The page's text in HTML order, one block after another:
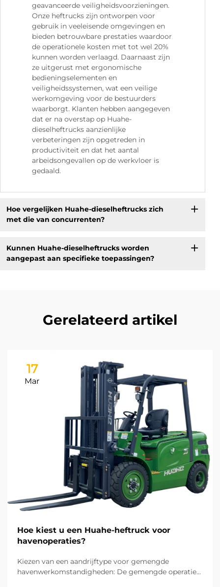
geavanceerde veiligheidsvoorzieningen.
Onze heftrucks zijn ontworpen voor
gebruik in veeleisende omgevingen en
bieden betrouwbare prestaties waardoor
de operationele kosten met tot wel 20%
kunnen worden verlaagd. Daarnaast zijn
ze uitgerust met ergonomische
bedieningselementen en
veiligheidssystemen, wat een veilige
werkomgeving voor de bestuurders
waarborgt. Klanten hebben aangegeven
dat er na overstap op Huahe-
dieselheftrucks aanzienlijke
verbeteringen zijn opgetreden in
productiviteit en dat het aantal
arbeidsongevallen op de werkvloer is
gedaald.
Hoe vergelijken Huahe-dieselheftrucks zich
met die van concurrenten?
Kunnen Huahe-dieselheftrucks worden
aangepast aan specifieke toepassingen?
Gerelateerd artikel
17
Mar
Hoe kiest u een Huahe-heftruck voor
havenoperaties?
Kiezen van een aandrijftype voor gemengde
havenwerkomstandigheden: De gemengde operaties